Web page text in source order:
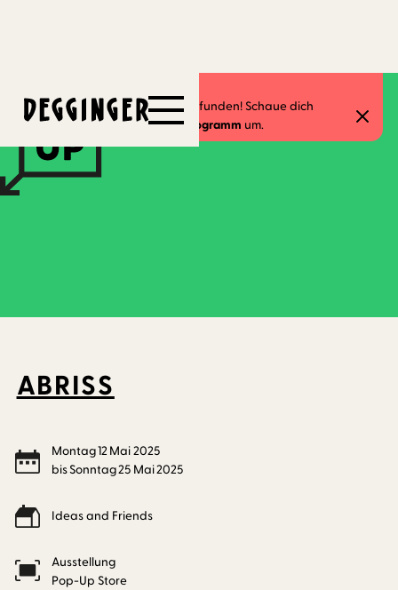
Dieses Event hat schon stattgefunden! Schaue dich
gerne in unseremaktuellen Programm um.
12.5.2025 -25.5.2025
ABRISS
Montag12 Mai2025
bisSonntag25 Mai2025
Ideas and Friends
Ausstellung
Pop-Up Store